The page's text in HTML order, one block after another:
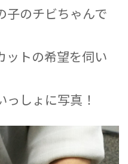
子のチビちゃんで
ットの希望を伺い
しょに写真！